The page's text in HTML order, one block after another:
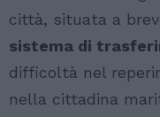
città, situata a
sistema di
difficoltà nel
nella cittadina